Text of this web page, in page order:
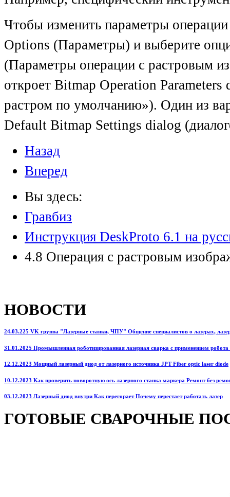
Чтобы изменить параметры
Options (Параметры) и выберите
(Параметры операции с растровым
откроет Bitmap Operation
растром по умолчанию»). Один из
Default Bitmap Settings dialog
Назад
Вперед
Вы здесь:
Гравбиз
Инструкция DeskProto 6.1 на
4.8 Операция с растровым
НОВОСТИ
24.03.225 VK группа "Лазерные станки, ЧПУ" Общение специалистов о лазерах,
31.01.2025 Промышленная роботизированная лазерная сварка с применением
12.12.2023 Мощный лазерный диод от лазерного источника JPT Fiber optic laser diode
10.12.2023 Как проверить поворотную ось лазерного станка маркера Ремонт без
03.12.2023 Лазерный диод внутри Как перегорает Почему перестает работать лазер
ГОТОВЫЕ СВАРОЧНЫЕ